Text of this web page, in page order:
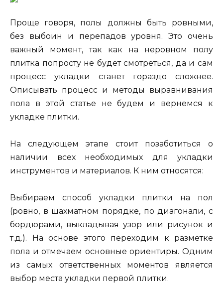
Проще говоря, полы должны быть ровными,
без выбоин и перепадов уровня. Это очень
важный момент, так как на неровном полу
плитка попросту не будет смотреться, да и сам
процесс укладки станет гораздо сложнее.
Описывать процесс и методы выравнивания
пола в этой статье не будем и вернемся к
укладке плитки.
На следующем этапе стоит позаботиться о
наличии всех необходимых для укладки
инструментов и материалов. К ним относятся:
Выбираем способ укладки плитки на пол
(ровно, в шахматном порядке, по диагонали, с
бордюрами, выкладывая узор или рисунок и
т.д.). На основе этого переходим к разметке
пола и отмечаем основные ориентиры. Одним
из самых ответственных моментов является
выбор места укладки первой плитки.